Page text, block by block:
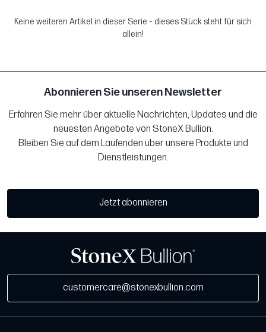
Keine weiteren Artikel in dieser Serie – dieses Stück steht für sich
allein!
Abonnieren Sie unseren Newsletter
Erfahren Sie mehr über aktuelle Nachrichten, Updates und die
neuesten Angebote von StoneX Bullion.
Bleiben Sie auf dem Laufenden über unsere Produkte und
Dienstleistungen.
Jetzt abonnieren
customercare@stonexbullion.com